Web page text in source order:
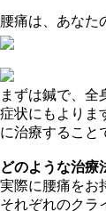
腰痛は、あなた
まずは鍼で、全
症状にもよりま
に治療すること
どのような治
実際に腰痛をお
それぞれのクラ